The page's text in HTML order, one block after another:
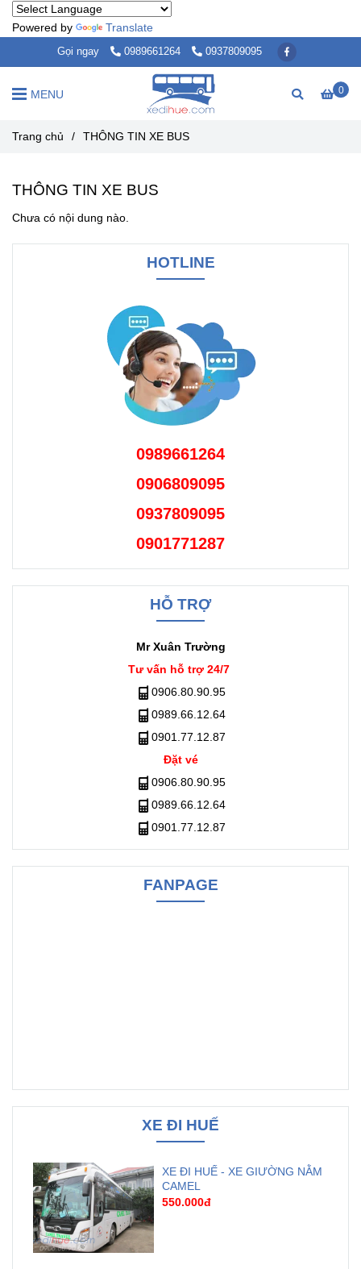
Powered by Translate
Gọi ngay 0989661264 0937809095
0
MENU
Trang chủ / THÔNG TIN XE BUS
THÔNG TIN XE BUS
Chưa có nội dung nào.
HOTLINE
0989661264
0906809095
0937809095
0901771287
HỖ TRỢ
Mr Xuân Trường
Tư vấn hỗ trợ 24/7
0906.80.90.95
0989.66.12.64
0901.77.12.87
Đặt vé
0906.80.90.95
0989.66.12.64
0901.77.12.87
FANPAGE
XE ĐI HUẾ
XE ĐI HUẾ - XE GIƯỜNG NẰM
CAMEL
550.000đ